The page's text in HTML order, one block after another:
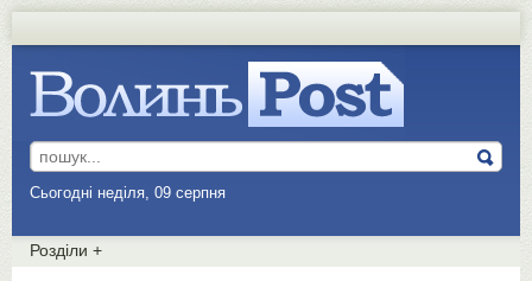
Сьогодні неділя, 09 серпня
Розділи +